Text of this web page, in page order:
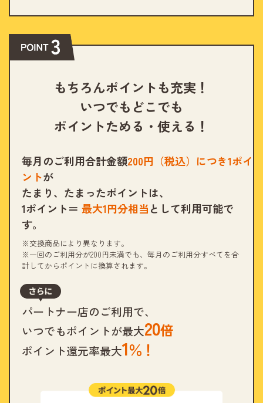
もちろんポイントも充実！
いつでもどこでも
ポイントためる・使える！
毎月のご利用合計金額200円（税込）につき1ポイ
ントが
たまり、 たまったポイントは、
1ポイント＝ 最大1円分相当として利用可能で
す。
※交換商品により異なります。
※一回のご利用分が200円未満でも、毎月のご利用分すべてを合
計してからポイントに換算されます。
パートナー店のご利用で、
いつでもポイントが最大20倍
ポイント還元率最大1％！